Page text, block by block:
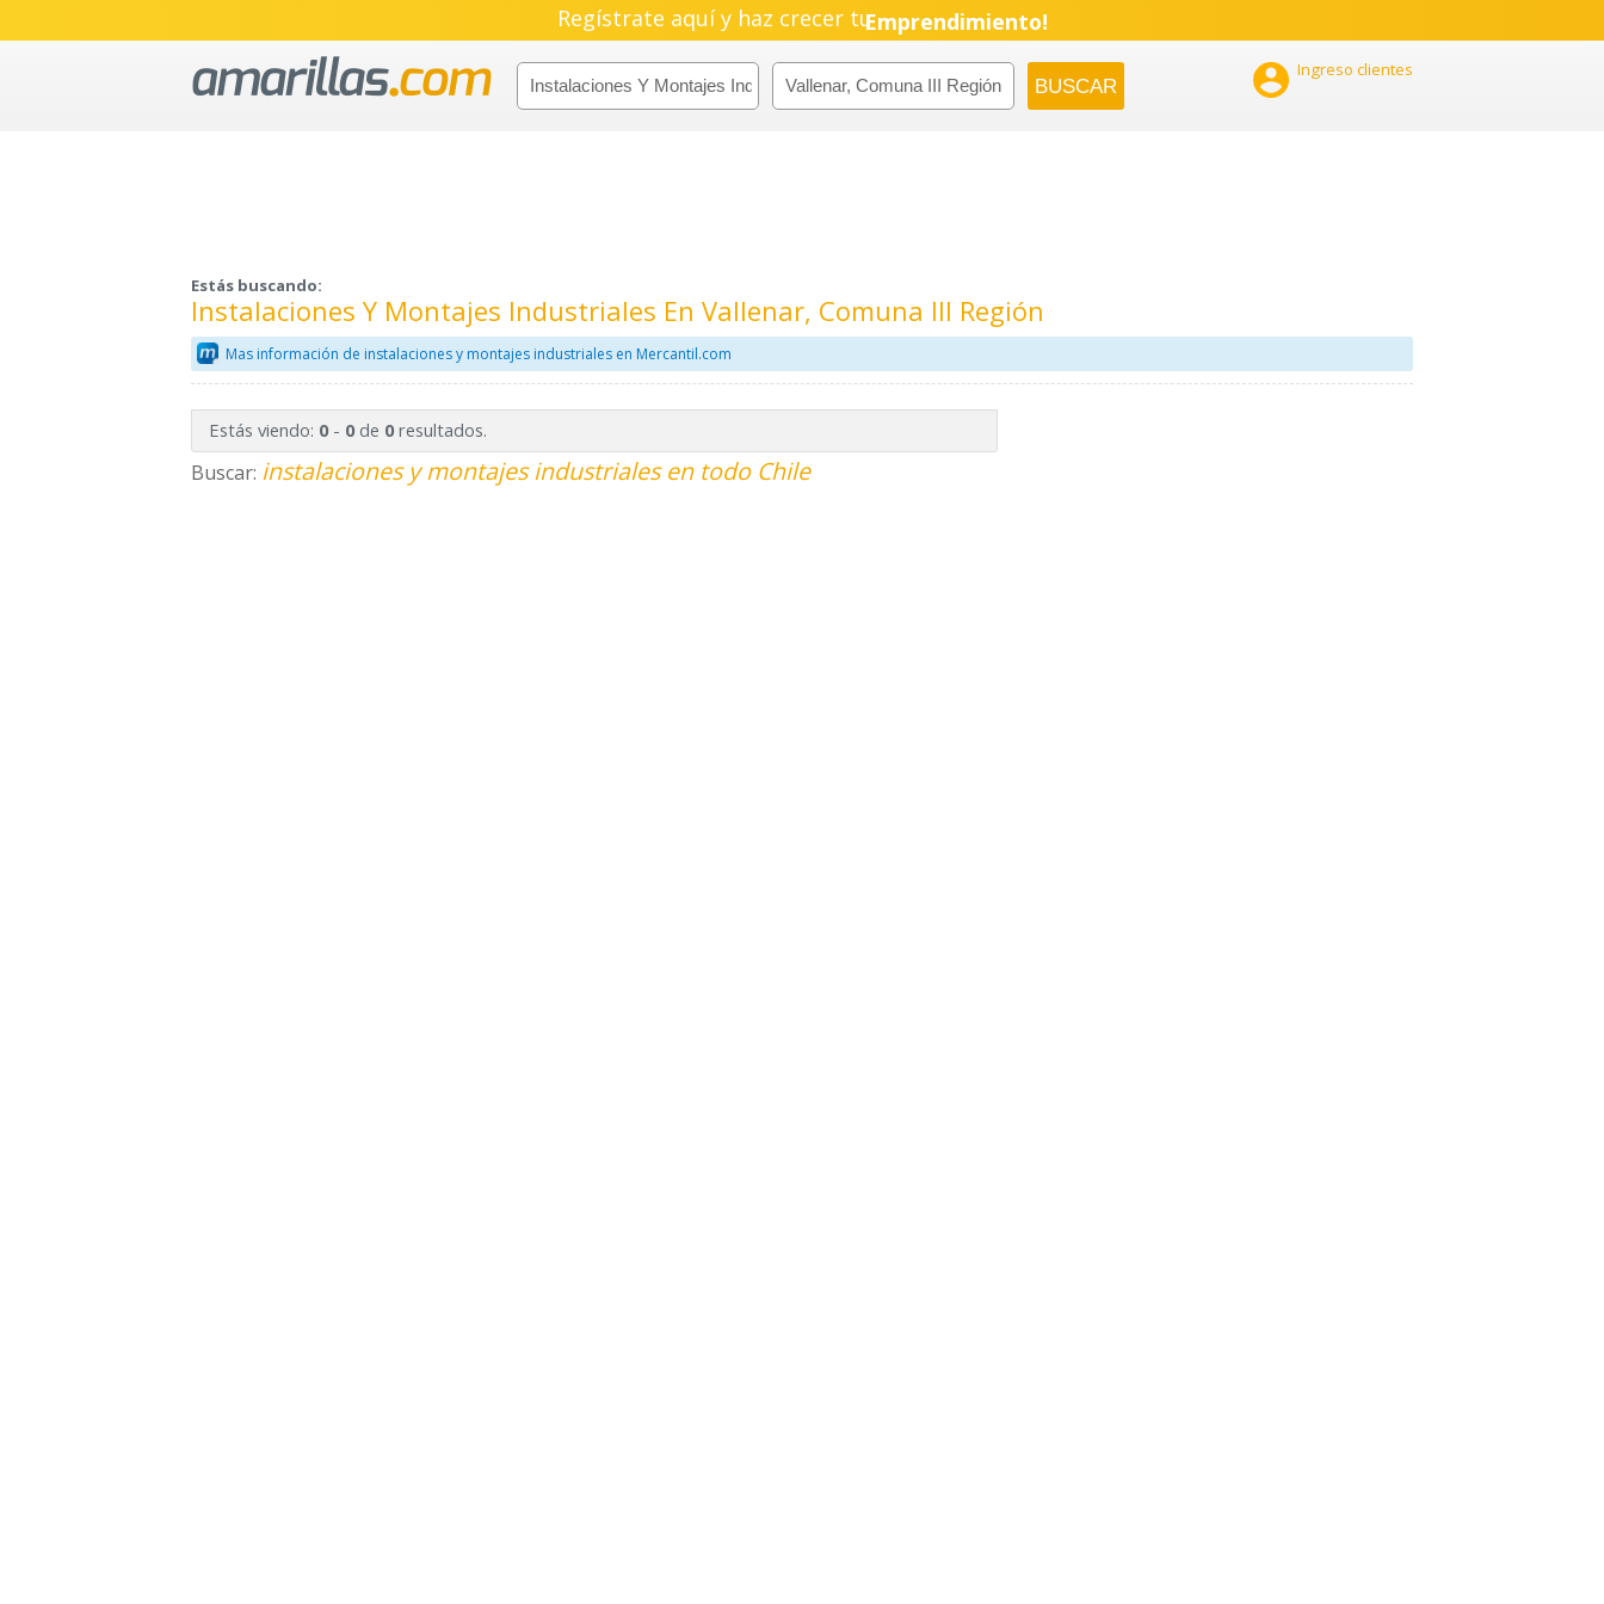
Regístrate aquí y haz crecer tuEmprendimiento!
 Ingreso clientes
Estás buscando:
Instalaciones Y Montajes Industriales En Vallenar, Comuna III Región
Mas información de instalaciones y montajes industriales en Mercantil.com
Estás viendo: 0- 0de 0resultados.
Buscar: instalaciones y montajes industriales en todo Chile